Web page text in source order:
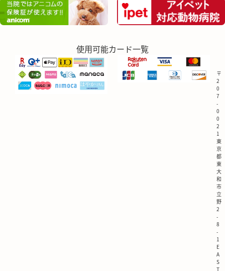
使用可能カード一覧
〒
2
0
7
-
0
0
2
1
東
京
都
東
大
和
市
立
野
2
-
8
-
1
E
A
S
T